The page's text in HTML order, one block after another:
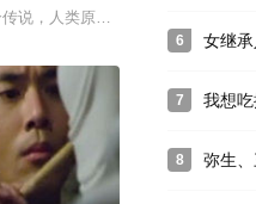
上的交流，周玉纹只是
）均是孤儿，在养父（曾江饰）
传说，人类原本是男女同体，两个
6 女继
7 我想
8 弥生